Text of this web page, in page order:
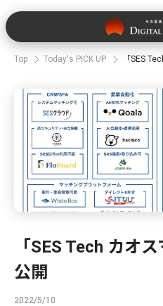
Top Today's PICK UP 「SES
「SES Tech カオ
公開
2022/5/10